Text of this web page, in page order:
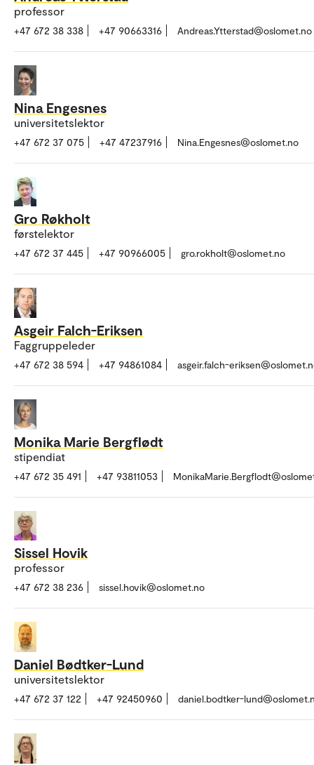
professor
+47 672 38 338 +47 90663316 Andreas.Ytterstad@oslomet.no
Nina Engesnes
universitetslektor
+47 672 37 075 +47 47237916 Nina.Engesnes@oslomet.no
Gro Røkholt
førstelektor
+47 672 37 445 +47 90966005 gro.rokholt@oslomet.no
Asgeir Falch-Eriksen
Faggruppeleder
+47 672 38 594 +47 94861084 asgeir.falch-
Monika Marie Bergflødt
stipendiat
+47 672 35 491 +47 93811053
Sissel Hovik
professor
+47 672 38 236 sissel.hovik@oslomet.no
Daniel Bødtker-Lund
universitetslektor
+47 672 37 122 +47 92450960 daniel.bodtker-